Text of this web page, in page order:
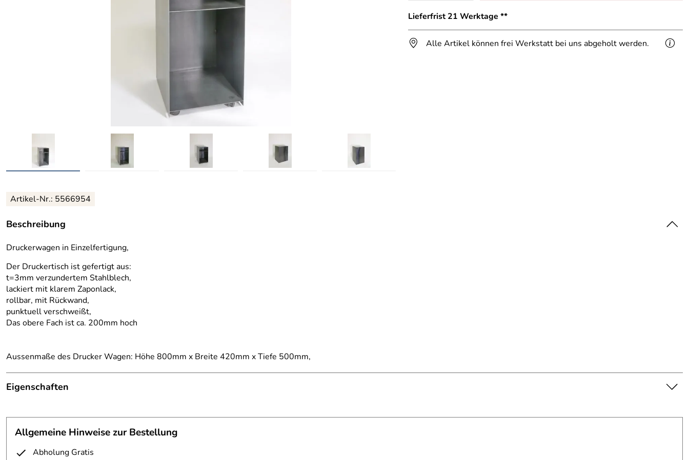
Lieferfrist 21 Werktage **
Alle Artikel können frei Werkstatt bei uns abgeholt werden.
Artikel-Nr.: 5566954
Beschreibung
Druckerwagen in Einzelfertigung,
Der Druckertisch ist gefertigt aus:
t=3mm verzundertem Stahlblech,
lackiert mit klarem Zaponlack,
rollbar, mit Rückwand,
punktuell verschweißt,
Das obere Fach ist ca. 200mm hoch
Aussenmaße des Drucker Wagen: Höhe 800mm x Breite 420mm x Tiefe 500mm,
Eigenschaften
Ausführung:
rollbar
Ausstattung:
1 Zwischenboden
Allgemeine Hinweise zur Bestellung
Abholung Gratis